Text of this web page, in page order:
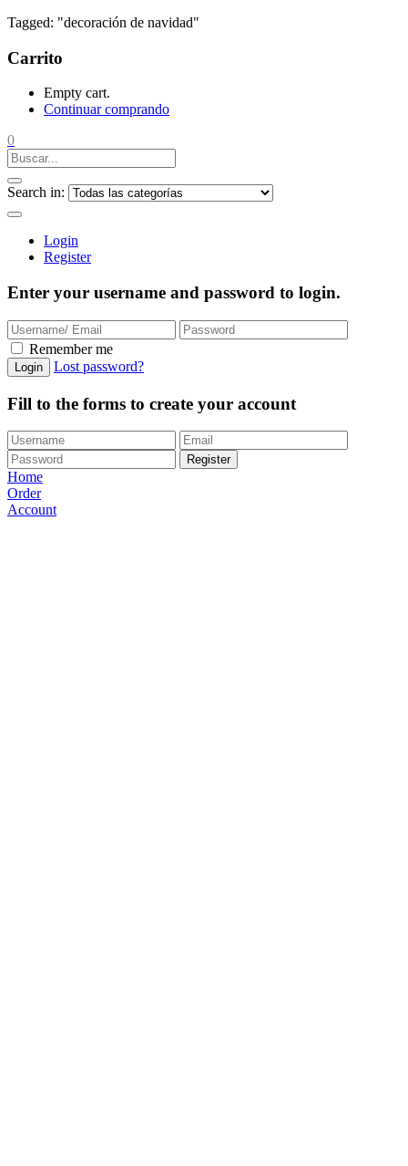
Tagged: "decoración de navidad"
Carrito
Empty cart.
Continuar comprando
0
Search in:
Login
Register
Enter your username and password to login.
Remember me
Login Lost password?
Fill to the forms to create your account
Register
Home
Order
Account